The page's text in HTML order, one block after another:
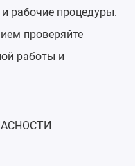
рабочие процедуры.
проверяйте
работы и